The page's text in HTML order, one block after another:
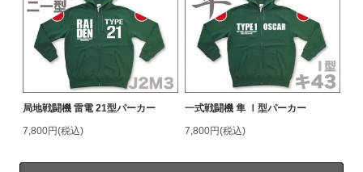
局地戦闘機 雷電 21型パーカー
7,800円(税込)
一式戦闘機 隼 Ⅰ型パーカー
7,800円(税込)